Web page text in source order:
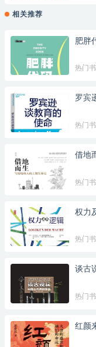
相关推荐
肥胖
热门
罗宾
热门
借地
热门
权力
热门
谈古
热门
红颜